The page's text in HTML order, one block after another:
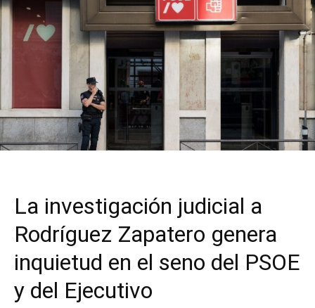
La investigación judicial a
Rodríguez Zapatero genera
inquietud en el seno del PSOE
y del Ejecutivo